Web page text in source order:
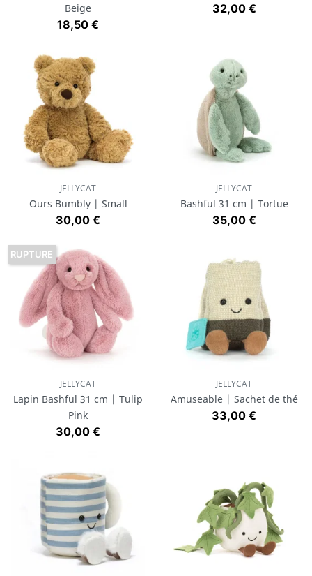
Beige
Prix
18,50 €
Prix
32,00 €
JELLYCAT
Ours Bumbly | Small
Prix
30,00 €
JELLYCAT
Bashful 31 cm | Tortue
Prix
35,00 €
JELLYCAT
Lapin Bashful 31 cm | Tulip
Pink
Prix
30,00 €
RUPTURE
JELLYCAT
Amuseable | Sachet de thé
Prix
33,00 €